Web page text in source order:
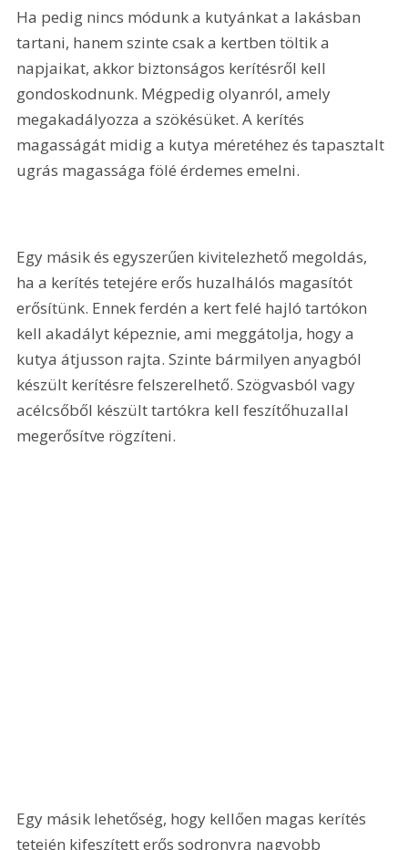
Ha pedig nincs módunk a kutyánkat a lakásban
tartani, hanem szinte csak a kertben töltik a
napjaikat, akkor biztonságos kerítésről kell
gondoskodnunk. Mégpedig olyanról, amely
megakadályozza a szökésüket. A kerítés
magasságát midig a kutya méretéhez és tapasztalt
ugrás magassága fölé érdemes emelni.
Egy másik és egyszerűen kivitelezhető megoldás,
ha a kerítés tetejére erős huzalhálós magasítót
erősítünk. Ennek ferdén a kert felé hajló tartókon
kell akadályt képeznie, ami meggátolja, hogy a
kutya átjusson rajta. Szinte bármilyen anyagból
készült kerítésre felszerelhető. Szögvasból vagy
acélcsőből készült tartókra kell feszítőhuzallal
megerősítve rögzíteni.
Egy másik lehetőség, hogy kellően magas kerítés
tetején kifeszített erős sodronyra nagyobb